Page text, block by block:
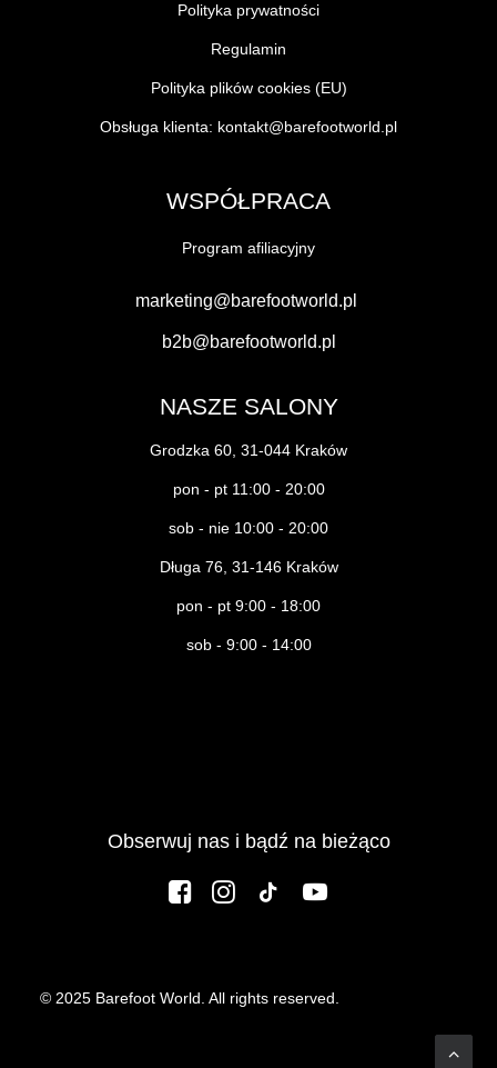
Polityka prywatności
Regulamin
Polityka plików cookies (EU)
Obsługa klienta: kontakt@barefootworld.pl
WSPÓŁPRACA
Program afiliacyjny
marketing@barefootworld.pl
b2b@barefootworld.pl
NASZE SALONY
Grodzka 60, 31-044 Kraków
pon - pt 11:00 - 20:00
sob - nie 10:00 - 20:00
Długa 76, 31-146 Kraków
pon - pt 9:00 - 18:00
sob - 9:00 - 14:00
Obserwuj nas i bądź na bieżąco
© 2025 Barefoot World. All rights reserved.